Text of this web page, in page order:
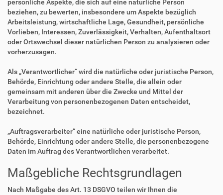
persönliche Aspekte, die sich auf eine natürliche Person
beziehen, zu bewerten, insbesondere um Aspekte bezüglich
Arbeitsleistung, wirtschaftliche Lage, Gesundheit, persönliche
Vorlieben, Interessen, Zuverlässigkeit, Verhalten, Aufenthaltsort
oder Ortswechsel dieser natürlichen Person zu analysieren oder
vorherzusagen.
Als „Verantwortlicher“ wird die natürliche oder juristische Person,
Behörde, Einrichtung oder andere Stelle, die allein oder
gemeinsam mit anderen über die Zwecke und Mittel der
Verarbeitung von personenbezogenen Daten entscheidet,
bezeichnet.
„Auftragsverarbeiter“ eine natürliche oder juristische Person,
Behörde, Einrichtung oder andere Stelle, die personenbezogene
Daten im Auftrag des Verantwortlichen verarbeitet.
Maßgebliche Rechtsgrundlagen
Nach Maßgabe des Art. 13 DSGVO teilen wir Ihnen die